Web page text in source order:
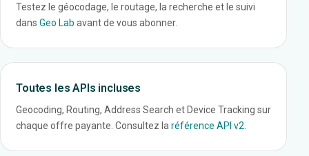
Testez le géocodage, le routage, la recherche et le suivi
dans Geo Lab avant de vous abonner.
Toutes les APIs incluses
Geocoding, Routing, Address Search et Device Tracking sur
chaque offre payante. Consultez la référence API v2